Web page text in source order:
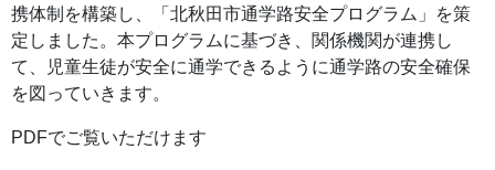
携体制を構築し、「北秋田市通学路安全プログラム」を策
定しました。本プログラムに基づき、関係機関が連携し
て、児童生徒が安全に通学できるように通学路の安全確保
を図っていきます。
PDFでご覧いただけます